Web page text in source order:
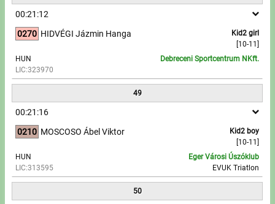
00:21:12
0270
Kid2 girl
[10-11]
HIDVÉGI Jázmin Hanga
HUN
LIC:323970
Debreceni Sportcentrum NKft.
49
00:21:16
0210
Kid2 boy
[10-11]
MOSCOSO Ábel Viktor
HUN
LIC:313595
Eger Városi Úszóklub
EVUK Triatlon
50